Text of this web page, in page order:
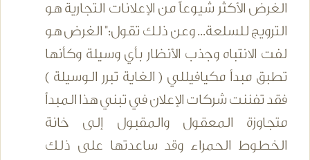
الغرض الأكثر شيوعاً من الإعلانات التجارية هو
الترويج للسلعة... وعن ذلك تقول:" الغرض هو
لفت الانتباه وجذب الأنظار بأي وسيلة وكأنها
تطبق مبدأ مكيافيللي ( الغاية تبرر الوسيلة )
فقد تفننت شركات الإعلان في تبني هذا المبدأ
متجاوزة المعقول والمقبول إلى خانة
الخطوط الحمراء وقد ساعدتها على ذلك